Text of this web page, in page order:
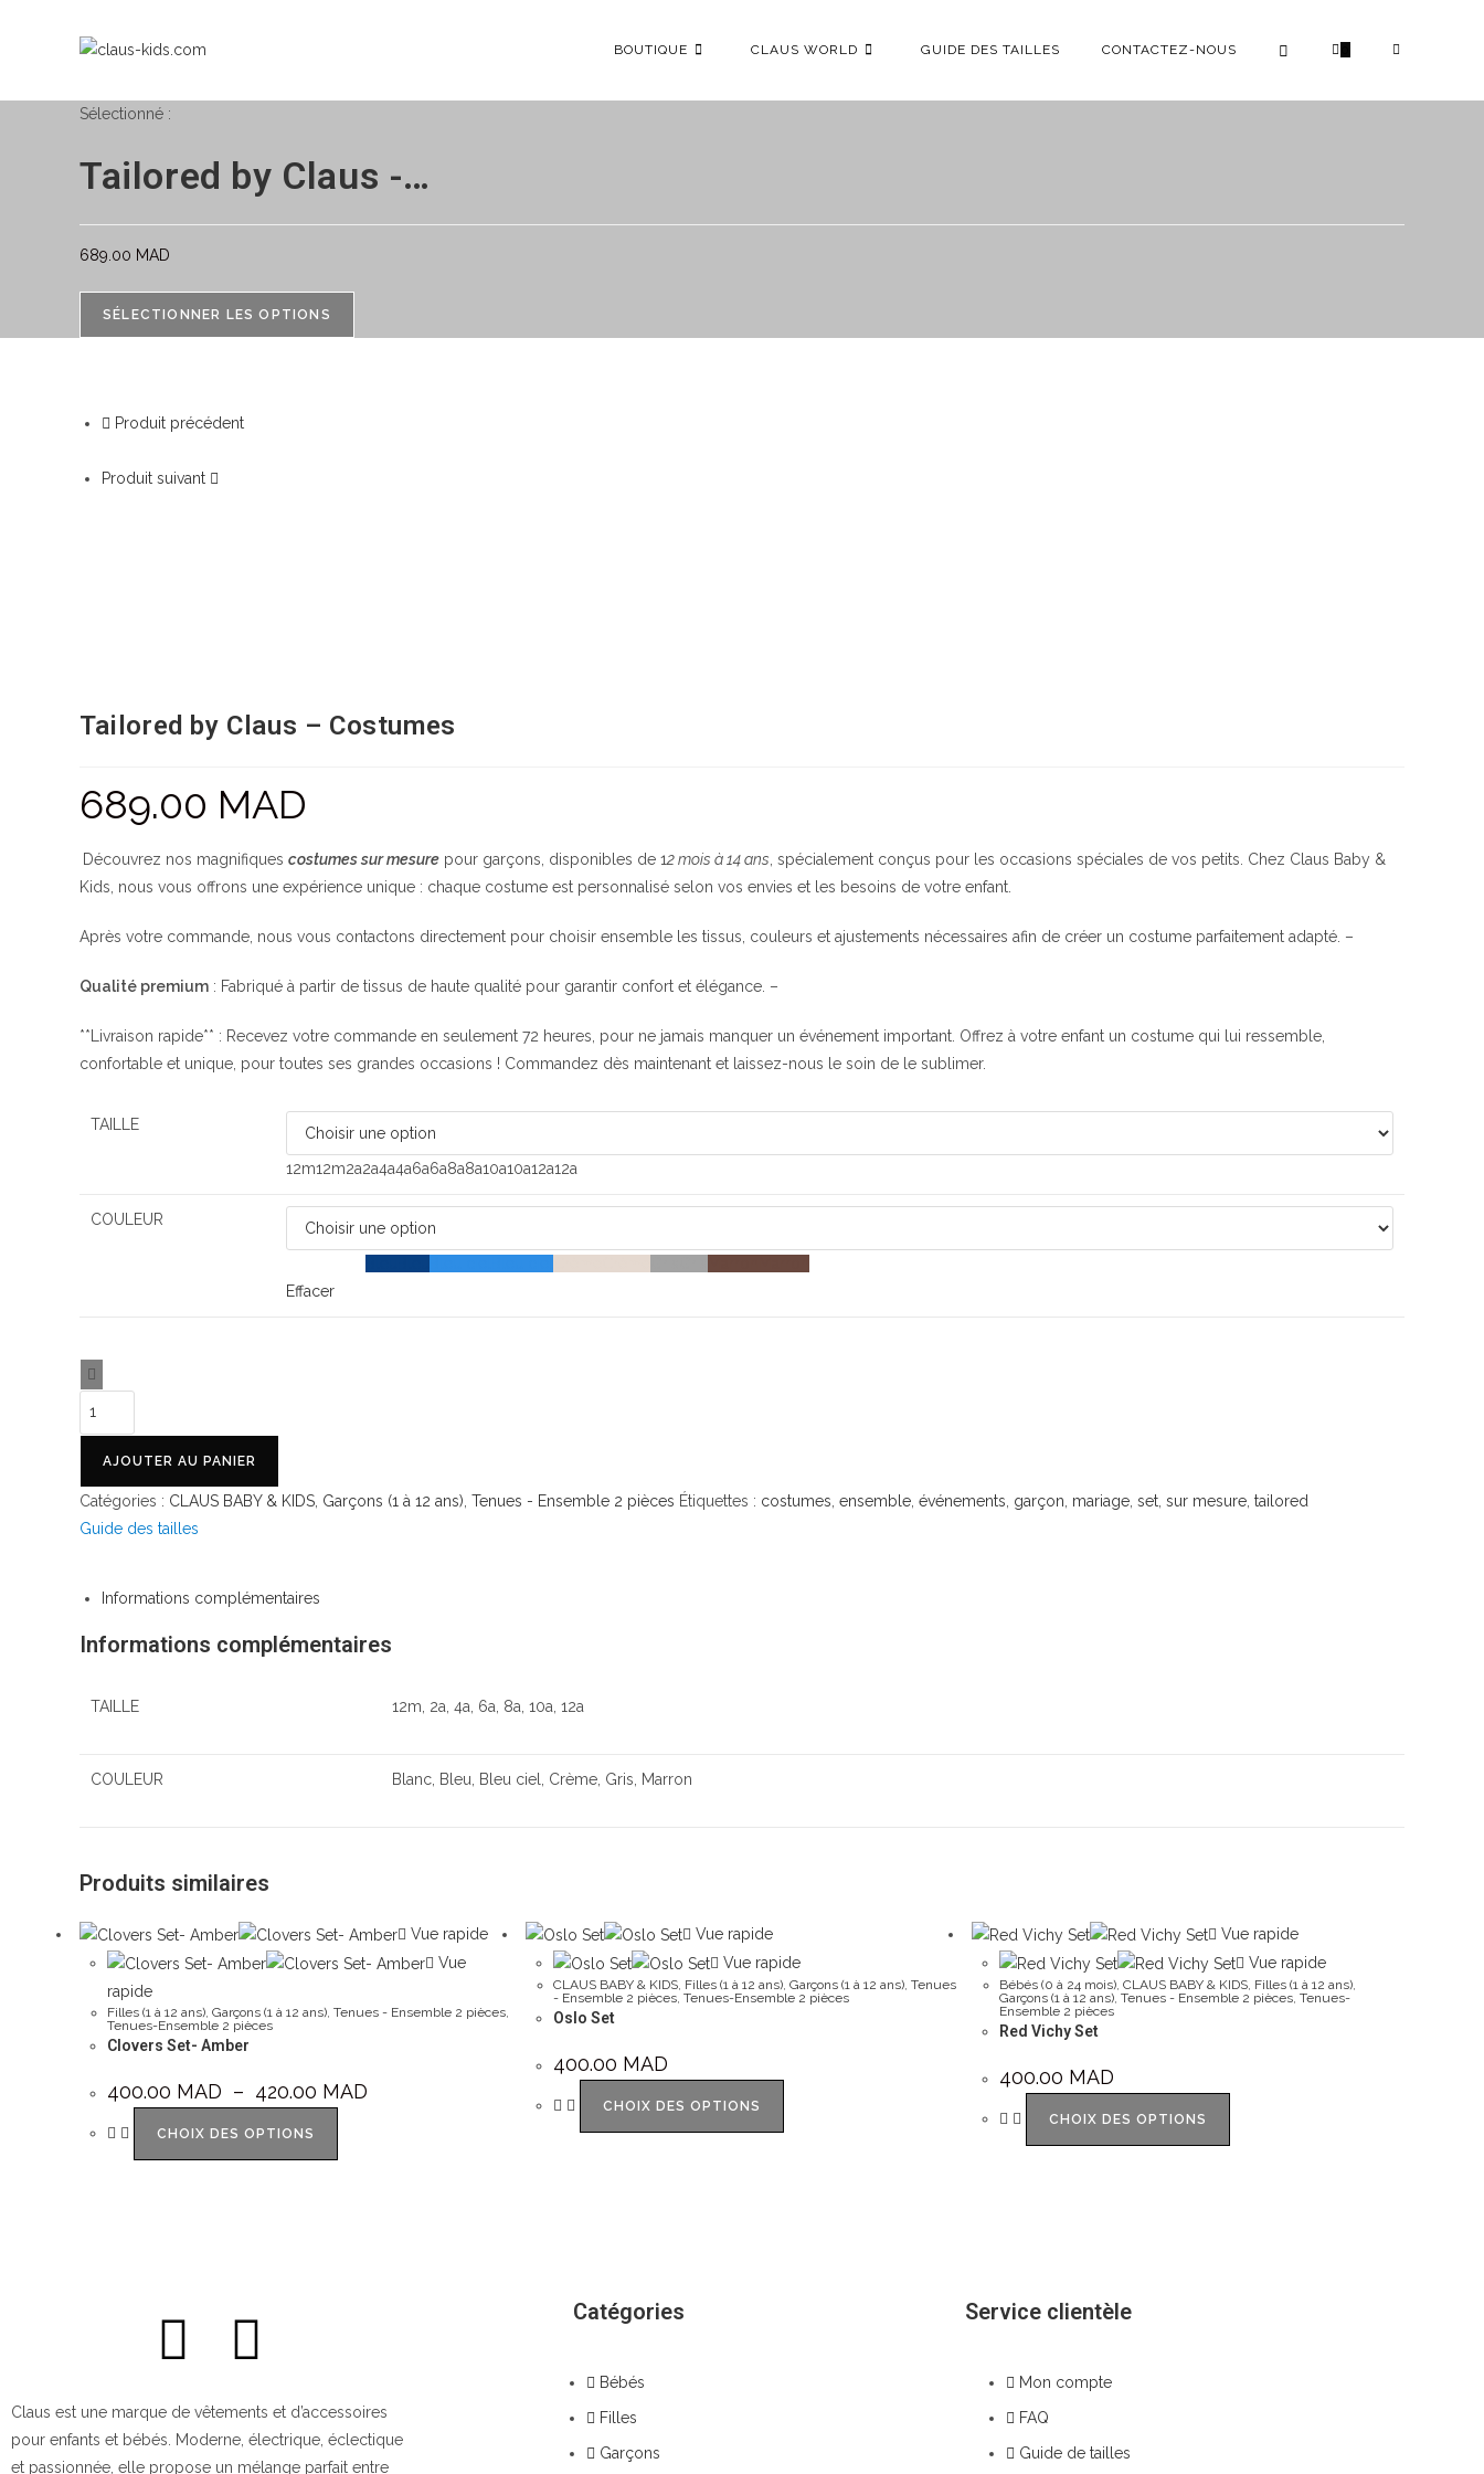
BOUTIQUE CLAUS WORLD GUIDE DES TAILLES CONTACTEZ-NOUS
Sélectionné :
Tailored by Claus -…
689.00 MAD
SÉLECTIONNER LES OPTIONS
Produit précédent
Produit suivant
Tailored by Claus – Costumes
689.00 MAD
Découvrez nos magnifiques costumes sur mesure pour garçons, disponibles de 12 mois à 14 ans , spécialement conçus pour les occasions spéciales de vos petits. Chez Claus Baby &
Kids, nous vous offrons une expérience unique : chaque costume est personnalisé selon vos envies et les besoins de votre enfant.
Après votre commande, nous vous contactons directement pour choisir ensemble les tissus, couleurs et ajustements nécessaires afin de créer un costume parfaitement adapté. –
Qualité premium : Fabriqué à partir de tissus de haute qualité pour garantir confort et élégance. –
**Livraison rapide** : Recevez votre commande en seulement 72 heures, pour ne jamais manquer un événement important. Offrez à votre enfant un costume qui lui ressemble,
confortable et unique, pour toutes ses grandes occasions ! Commandez dès maintenant et laissez-nous le soin de le sublimer.
TAILLE
12m12m2a2a4a4a6a6a8a8a10a10a12a12a
COULEUR
Effacer
AJOUTER AU PANIER
Catégories : CLAUS BABY & KIDS Garçons (1 à 12 ans) Tenues - Ensemble 2 pièces Étiquettes : costumes ensemble événements garçon mariage set sur mesure tailored
Guide des tailles
Informations complémentaires
Informations complémentaires
TAILLE 12m, 2a, 4a, 6a, 8a, 10a, 12a
COULEUR Blanc, Bleu, Bleu ciel, Crème, Gris, Marron
Produits similaires
Vue rapide
Vue
rapide
Filles (1 à 12 ans), Garçons (1 à 12 ans), Tenues - Ensemble 2 pièces,
Tenues-Ensemble 2 pièces
Clovers Set- Amber
400.00 MAD – 420.00 MAD
CHOIX DES OPTIONS
Vue rapide
Vue rapide
CLAUS BABY & KIDS, Filles (1 à 12 ans),Garçons (1 à 12 ans),Tenues
- Ensemble 2 pièces,Tenues-Ensemble 2 pièces
Oslo Set
400.00 MAD
CHOIX DES OPTIONS
Vue rapide
Vue rapide
Bébés (0 à 24 mois),CLAUS BABY & KIDS, Filles (1 à 12 ans),
Garçons (1 à 12 ans),Tenues - Ensemble 2 pièces,Tenues-
Ensemble 2 pièces
Red Vichy Set
400.00 MAD
CHOIX DES OPTIONS
Claus est une marque de vêtements et d’accessoires
pour enfants et bébés. Moderne, électrique, éclectique
et passionnée, elle propose un mélange parfait entre
Catégories
Bébés
Filles
Garçons
Service clientèle
Mon compte
FAQ
Guide de tailles